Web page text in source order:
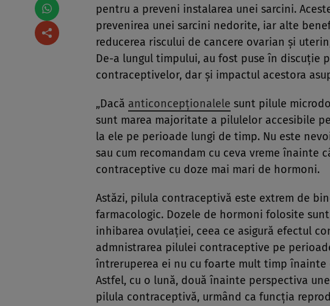
pentru a preveni instalarea unei sarcini.
prevenirea unei sarcini nedorite, iar alte
reducerea riscului de cancere ovarian și
De-a lungul timpului, au fost puse în discuție
contraceptivelor, dar și impactul acestora
„Dacă anticoncepționalele sunt pilule
sunt marea majoritate a pilulelor accesibile
la ele pe perioade lungi de timp. Nu este
sau cum recomandam cu ceva vreme înainte
contraceptive cu doze mai mari de hormoni.
Astăzi, pilula contraceptivă este extrem de
farmacologic. Dozele de hormoni folosite
inhibarea ovulației, ceea ce asigură efectul
admnistrarea pilulei contraceptive pe
întreruperea ei nu cu foarte mult timp înainte
Astfel, cu o lună, două înainte perspectiva
pilula contraceptivă, urmând ca funcția